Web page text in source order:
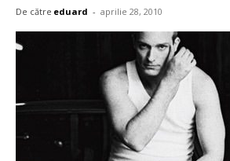
De către eduard - aprilie 28, 2010